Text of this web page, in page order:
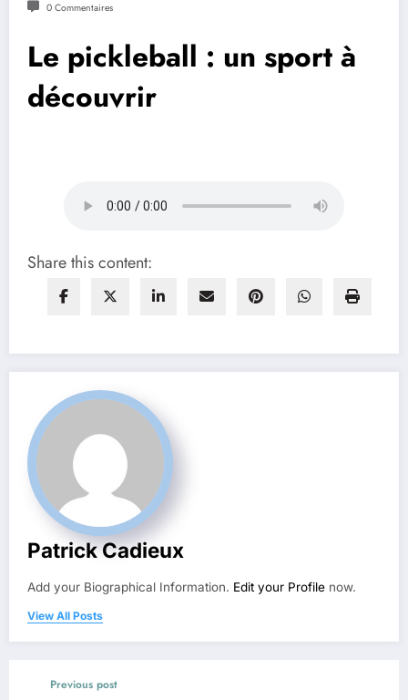
0 Commentaires
Le pickleball : un sport à
découvrir
Share this content:
Patrick Cadieux
Add your Biographical Information. Edit your Profile now.
View All Posts
Previous post